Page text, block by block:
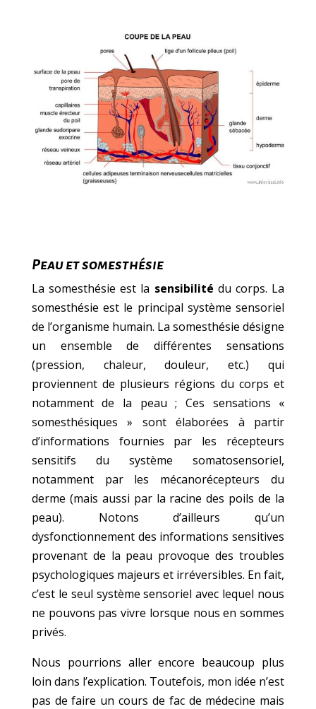
Peau et somesthésie
La somesthésie est la sensibilité du corps. La
somesthésie est le principal système sensoriel
de l’organisme humain. La somesthésie désigne
un ensemble de différentes sensations
(pression, chaleur, douleur, etc.) qui
proviennent de plusieurs régions du corps et
notamment de la peau ; Ces sensations «
somesthésiques » sont élaborées à partir
d’informations fournies par les récepteurs
sensitifs du système somatosensoriel,
notamment par les mécanorécepteurs du
derme (mais aussi par la racine des poils de la
peau). Notons d’ailleurs qu’un
dysfonctionnement des informations sensitives
provenant de la peau provoque des troubles
psychologiques majeurs et irréversibles. En fait,
c’est le seul système sensoriel avec lequel nous
ne pouvons pas vivre lorsque nous en sommes
privés.
Nous pourrions aller encore beaucoup plus
loin dans l’explication. Toutefois, mon idée n’est
pas de faire un cours de fac de médecine mais